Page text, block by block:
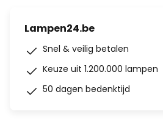
Lampen24.be
Snel & veilig betalen
Keuze uit 1.200.000 lampen
50 dagen bedenktijd